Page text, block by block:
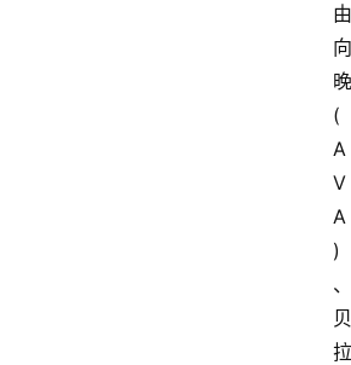
由
向
晚
(
A
V
A
)
、
贝
拉